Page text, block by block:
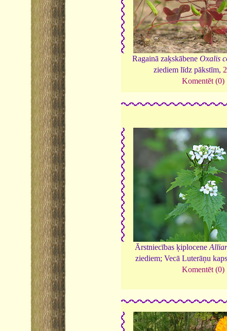
Ragainā zaķskābeneOxalis
ziediem līdz pākstīm,
Komentēt (0)
Ārstniecības ķiplocene
ziediem; Vecā Luterāņu
Komentēt (0)